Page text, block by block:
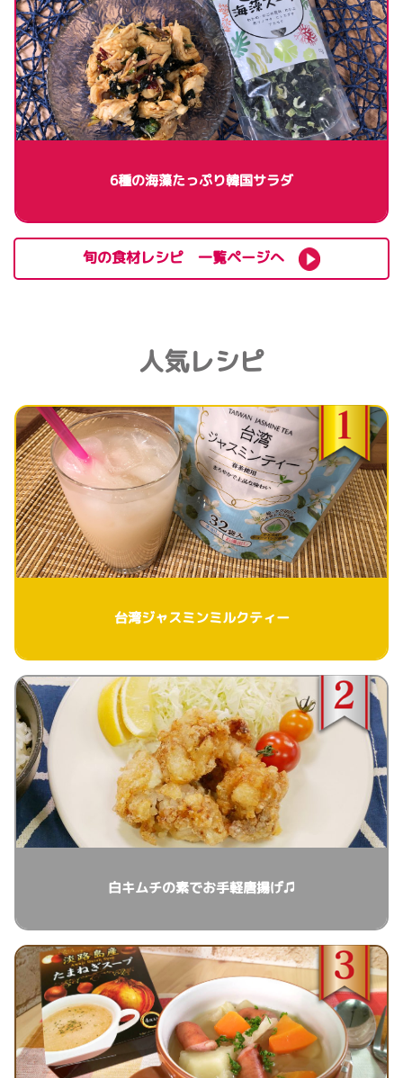
6種の海藻たっぷり韓国サラダ
旬の食材レシピ 一覧ページへ
人気レシピ
台湾ジャスミンミルクティー
白キムチの素でお手軽唐揚げ♫